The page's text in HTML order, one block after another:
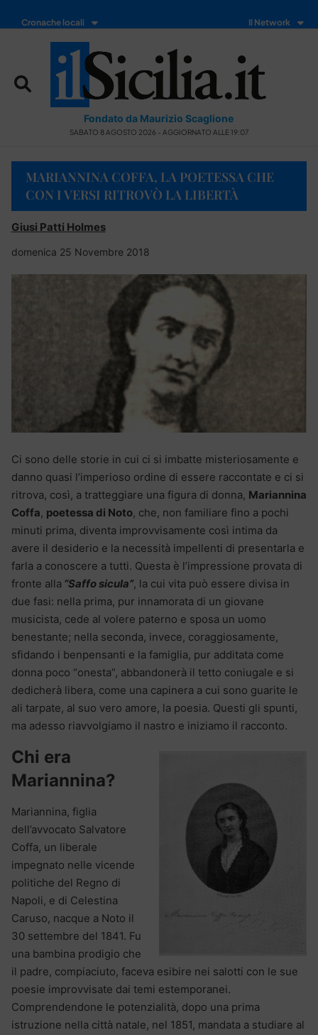
Cronache locali Il Network
Fondato da Maurizio Scaglione
SABATO 8 AGOSTO 2026 - AGGIORNATO ALLE 19:07
MARIANNINA COFFA, LA POETESSA CHE
CON I VERSI RITROVÒ LA LIBERTÀ
Giusi Patti Holmes
domenica 25 Novembre 2018
Ci sono delle storie in cui ci si imbatte misteriosamente e
danno quasi l’imperioso ordine di essere raccontate e ci si
ritrova, così, a tratteggiare una figura di donna, Mariannina
Coffa, poetessa di Noto, che, non familiare fino a pochi
minuti prima, diventa improvvisamente così intima da
avere il desiderio e la necessità impellenti di presentarla e
farla a conoscere a tutti. Questa è l’impressione provata di
fronte alla “Saffo sicula”, la cui vita può essere divisa in
due fasi: nella prima, pur innamorata di un giovane
musicista, cede al volere paterno e sposa un uomo
benestante; nella seconda, invece, coraggiosamente,
sfidando i benpensanti e la famiglia, pur additata come
donna poco “onesta”, abbandonerà il tetto coniugale e si
dedicherà libera, come una capinera a cui sono guarite le
ali tarpate, al suo vero amore, la poesia. Questi gli spunti,
ma adesso riavvolgiamo il nastro e iniziamo il racconto.
Chi era
Mariannina?
Mariannina, figlia
dell’avvocato Salvatore
Coffa, un liberale
impegnato nelle vicende
politiche del Regno di
Napoli, e di Celestina
Caruso, nacque a Noto il
30 settembre del 1841. Fu
una bambina prodigio che
il padre, compiaciuto, faceva esibire nei salotti con le sue
poesie improvvisate dai temi estemporanei.
Comprendendone le potenzialità, dopo una prima
istruzione nella città natale, nel 1851, mandata a studiare al